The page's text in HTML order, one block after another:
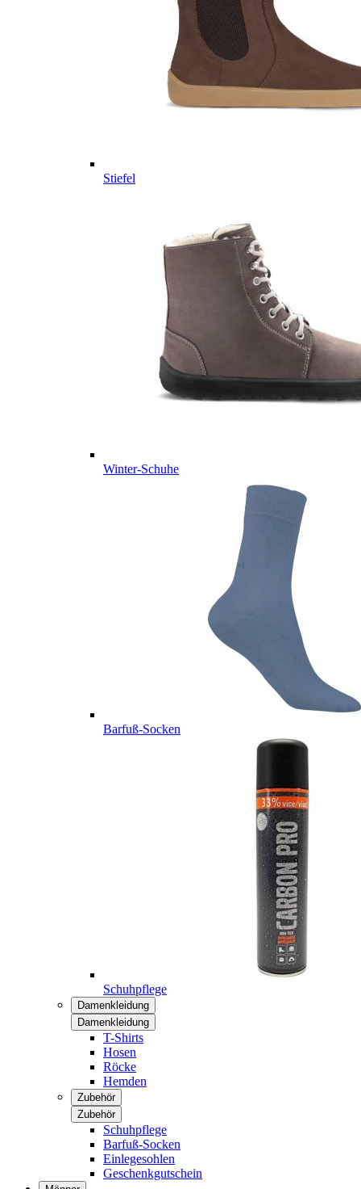
Stiefel
Winter-Schuhe
Barfuß-Socken
Schuhpflege
Damenkleidung
Damenkleidung
T-Shirts
Hosen
Röcke
Hemden
Zubehör
Zubehör
Schuhpflege
Barfuß-Socken
Einlegesohlen
Geschenkgutschein